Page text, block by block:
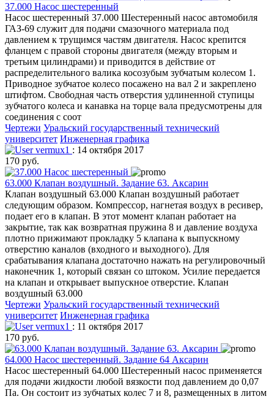
37.000 Насос шестеренный
Насос шестеренный 37.000 Шестеренный насос автомобиля
ГАЗ-69 служит для подачи смазочного материала под
давлением к трущимся частям двигателя. Насос крепится
фланцем с правой стороны двигателя (между вторым и
третьим цилиндрами) и приводится в действие от
распределительного валика косозубым зубчатым колесом 1.
Приводное зубчатое колесо посажено на вал 2 и закреплено
штифтом. Свободная часть отверстия удлиненной ступицы
зубчатого колеса и канавка на торце вала предусмотрены для
соединения с соот
Чертежи Уральский государственный технический
университет Инженерная графика
vermux1 : 14 октября 2017
170 руб.
63.000 Клапан воздушный. Задание 63. Аксарин
Клапан воздушный 63.000 Клапан воздушный работает
следующим образом. Компрессор, нагнетая воздух в ресивер,
подает его в клапан. В этот момент клапан работает на
закрытие, так как возвратная пружина 8 и давление воздуха
плотно прижимают прокладку 5 клапана к выпускному
отверстию каналов (входного и выходного). Для
срабатывания клапана достаточно нажать на регулировочный
наконечник 1, который связан со штоком. Усилие передается
на клапан и открывает выпускное отверстие. Клапан
воздушный 63.000
Чертежи Уральский государственный технический
университет Инженерная графика
vermux1 : 11 октября 2017
170 руб.
64.000 Насос шестеренный. Задание 64 Аксарин
Насос шестеренный 64.000 Шестеренный насос применяется
для подачи жидкости любой вязкости под давлением до 0,07
Па. Он состоит из зубчатых колес 7 и 8, размещенных в литом